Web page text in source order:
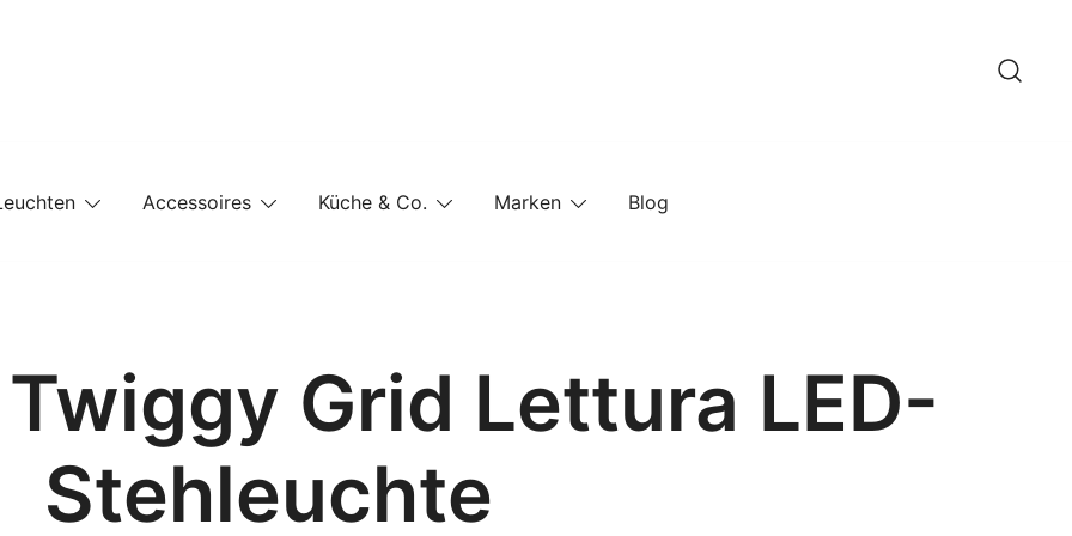
Accessoires Küche & Co. Marken Blog
Grid Lettura LED-
Stehleuchte